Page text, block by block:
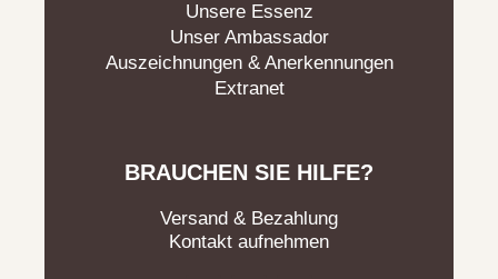
Unsere Essenz
Unser Ambassador
Auszeichnungen & Anerkennungen
Extranet
BRAUCHEN SIE HILFE?
Versand & Bezahlung
Kontakt aufnehmen